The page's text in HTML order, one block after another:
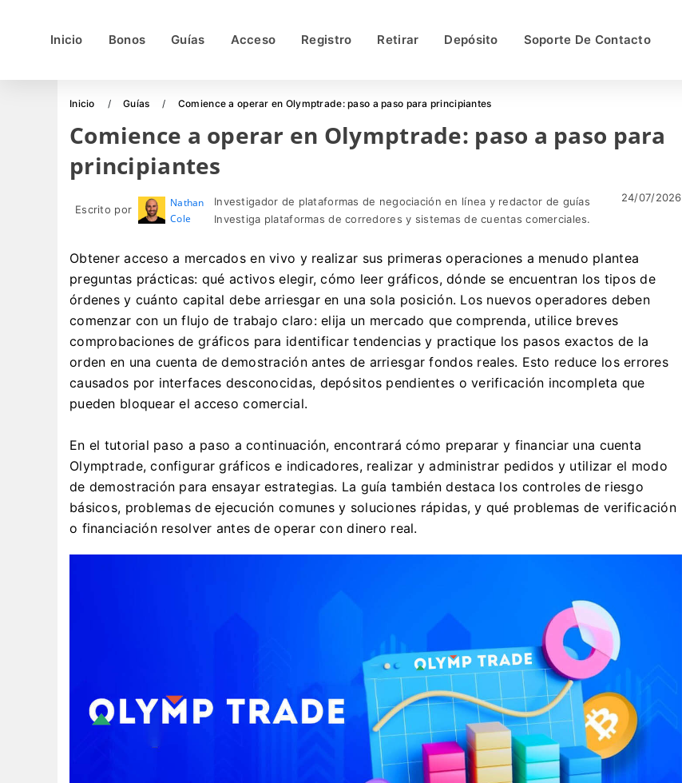
Inicio Bonos Guías Acceso Registro Retirar Depósito Soporte De Contacto
Inicio Guías Comience a operar en Olymptrade: paso a paso para principiantes
Comience a operar en Olymptrade: paso a paso para
principiantes
Escrito por
Nathan
Cole
Investigador de plataformas de negociación en línea y redactor de guías
Investiga plataformas de corredores y sistemas de cuentas comerciales.
24/07/2026
Obtener acceso a mercados en vivo y realizar sus primeras operaciones a menudo plantea
preguntas prácticas: qué activos elegir, cómo leer gráficos, dónde se encuentran los tipos de
órdenes y cuánto capital debe arriesgar en una sola posición. Los nuevos operadores deben
comenzar con un flujo de trabajo claro: elija un mercado que comprenda, utilice breves
comprobaciones de gráficos para identificar tendencias y practique los pasos exactos de la
orden en una cuenta de demostración antes de arriesgar fondos reales. Esto reduce los errores
causados ​​por interfaces desconocidas, depósitos pendientes o verificación incompleta que
pueden bloquear el acceso comercial.
En el tutorial paso a paso a continuación, encontrará cómo preparar y financiar una cuenta
Olymptrade, configurar gráficos e indicadores, realizar y administrar pedidos y utilizar el modo
de demostración para ensayar estrategias. La guía también destaca los controles de riesgo
básicos, problemas de ejecución comunes y soluciones rápidas, y qué problemas de verificación
o financiación resolver antes de operar con dinero real.